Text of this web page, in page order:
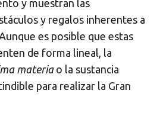
y muestran las
y regalos inherentes a
es posible que estas
de forma lineal, la
materiao la sustancia
para realizar la Gran